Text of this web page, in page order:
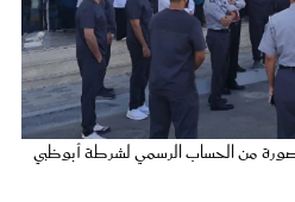
من الحساب الرسمي لشرطة أبوظبي